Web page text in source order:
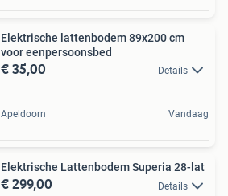
Elektrische lattenbodem 89x200 cm
voor eenpersoonsbed
€ 35,00 Details
Apeldoorn Vandaag
Elektrische Lattenbodem Superia 28-lat
€ 299,00 Details